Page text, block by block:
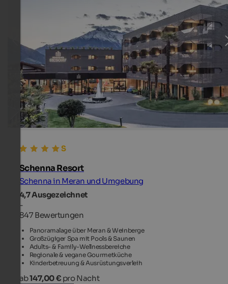
Schenna Resort
Schenna in Meran und Umgebung
4,7Ausgezeichnet
-
847 Bewertungen
Panoramalage über Meran & Weinberge
Großzügiger Spa mit Pools & Saunen
Adults- & Family-Wellnessbereiche
Regionale & vegane Gourmetküche
Kinderbetreuung & Ausrüstungsverleih
ab147,00 € pro Nacht